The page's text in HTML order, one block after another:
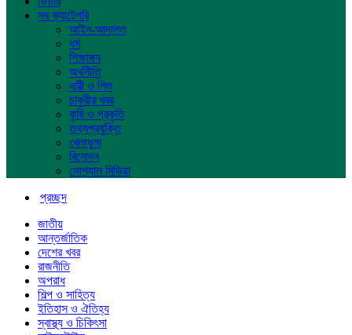
সব ক্যাটেগরি
আইন-আদালত
ধর্ম
শিক্ষাঙ্গন
অর্থনীতি
নারী ও শিশু
চাকুরীর খবর
কৃষি ও প্রকৃতি
তথ্যপ্রযুক্তি
খেলাধুলা
বিনোদন
সোশ্যাল মিডিয়া
প্রচ্ছদ
জাতীয়
আন্তর্জাতিক
দেশের খবর
রাজনীতি
অপরাধ
শিল্প ও সাহিত্য
ইতিহাস ও ঐতিহ্য
স্বাস্থ্য ও চিকিৎসা